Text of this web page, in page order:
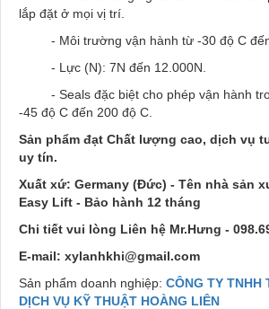
lắp đặt ở mọi vị trí.
- Môi trường vận hành từ -30 độ C đến
- Lực (N): 7N đến 12.000N.
- Seals đặc biệt cho phép vận hành
-45 độ C đến 200 độ C.
Sản phẩm đạt Chất lượng cao, dịch vụ
uy tín.
Xuất xứ: Germany (Đức) - Tên nhà sản
Easy Lift - Bảo hành 12 tháng
Chi tiết vui lòng Liên hệ Mr.Hưng -
E-mail: xylanhkhi@gmail.com
Sản phẩm doanh nghiệp: CÔNG TY TNHH
DỊCH VỤ KỸ THUẬT HOÀNG LIÊN